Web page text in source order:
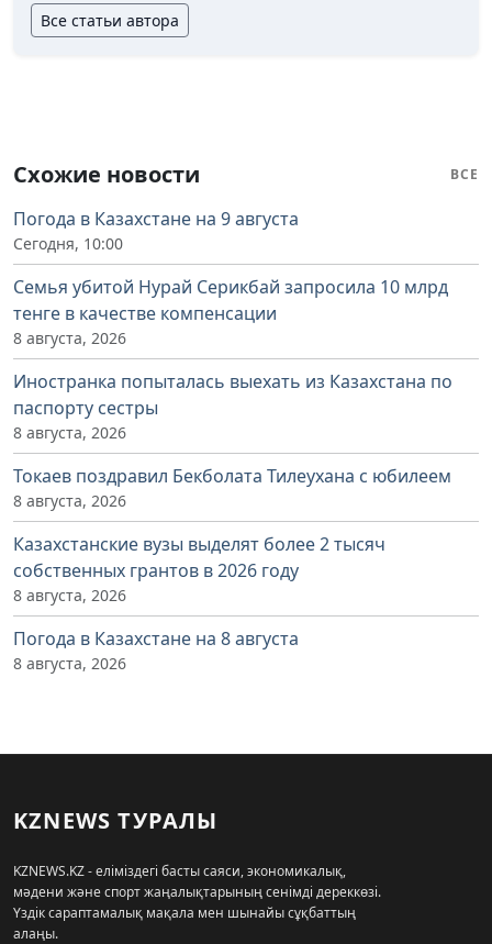
Все статьи автора
Схожие новости ВСЕ
Погода в Казахстане на 9 августа
Сегодня, 10:00
Семья убитой Нурай Серикбай запросила 10 млрд
тенге в качестве компенсации
8 августа, 2026
Иностранка попыталась выехать из Казахстана по
паспорту сестры
8 августа, 2026
Токаев поздравил Бекболата Тилеухана с юбилеем
8 августа, 2026
Казахстанские вузы выделят более 2 тысяч
собственных грантов в 2026 году
8 августа, 2026
Погода в Казахстане на 8 августа
8 августа, 2026
KZNEWS ТУРАЛЫ
KZNEWS.KZ - еліміздегі басты саяси, экономикалық,
мәдени және спорт жаңалықтарының сенімді дереккөзі.
Үздік сараптамалық мақала мен шынайы сұқбаттың
алаңы.